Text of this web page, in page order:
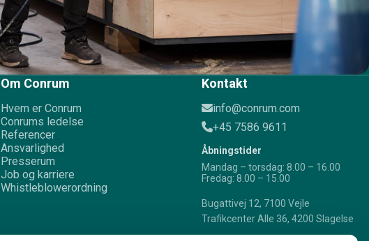
Om Conrum
Hvem er Conrum
Conrums ledelse
Referencer
Ansvarlighed
Presserum
Job og karriere
Whistleblowerordning
Kontakt
info@conrum.com
+45 7586 9611
Åbningstider
Mandag – torsdag: 8.00 – 16.00
Fredag: 8.00 – 15.00
Bugattivej 12, 7100 Vejle
Trafikcenter Alle 36, 4200 Slagelse